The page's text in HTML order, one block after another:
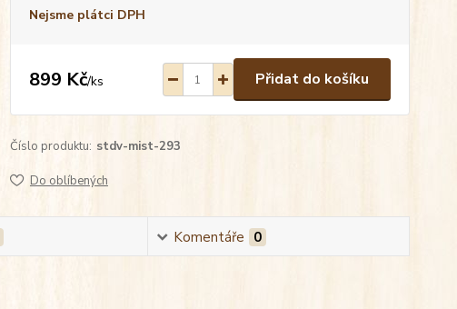
Nejsme plátci DPH
899 Kč/ks Přidat do košíku
Číslo produktu: stdv-mist-293
Do oblíbených
Komentáře 0